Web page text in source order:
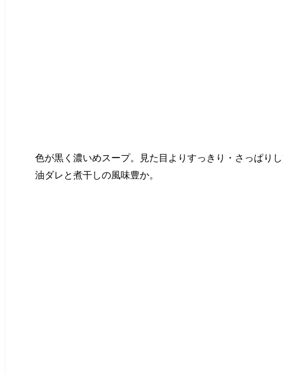
色が黒く濃いめスープ。見た目よりすっきり・さっぱり
油ダレと煮干しの風味豊か。